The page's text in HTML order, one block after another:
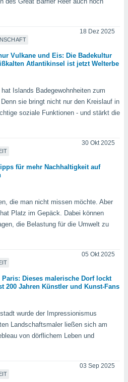
18 Dez 2025
Vulkane und Eis: Die Badekultur
Atlantikinsel ist jetzt Welterbe
Islands Badegewohnheiten zum
sie bringt nicht nur den Kreislauf in
soziale Funktionen - und stärkt die
30 Okt 2025
für mehr Nachhaltigkeit auf
die man nicht missen möchte. Aber
Platz im Gepäck. Dabei können
die Belastung für die Umwelt zu
05 Okt 2025
Paris: Dieses malerische Dorf lockt
200 Jahren Künstler und Kunst-Fans
wurde der Impressionismus
Landschaftsmaler ließen sich am
von dörflichem Leben und
03 Sep 2025